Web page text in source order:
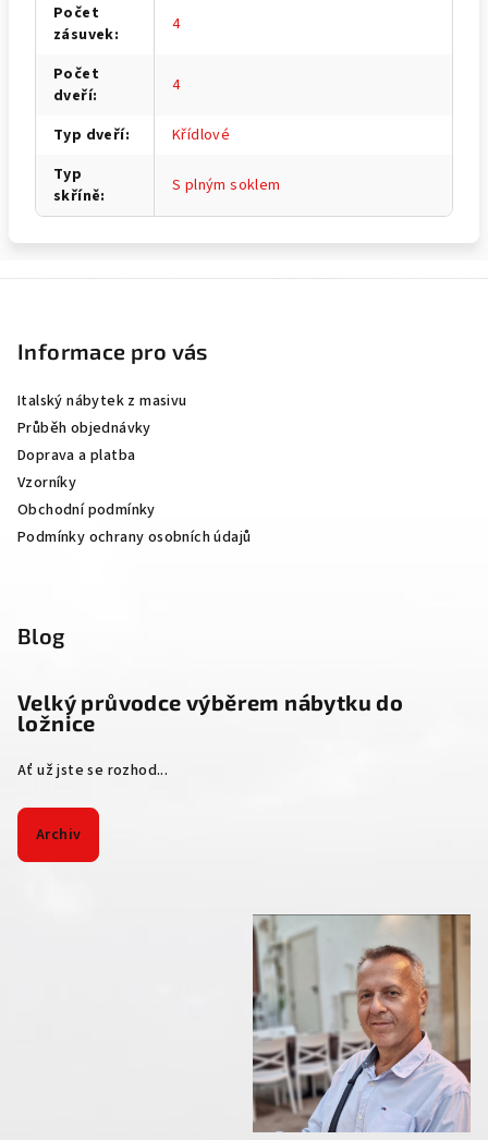
Počet
zásuvek: 4
Počet
dveří: 4
Typ dveří:
Křídlové
Typ
skříně: S plným soklem
Informace pro vás
Italský nábytek z masivu
Průběh objednávky
Doprava a platba
Vzorníky
Obchodní podmínky
Podmínky ochrany osobních údajů
Blog
Velký průvodce výběrem nábytku do
ložnice
Ať už jste se rozhod...
Archiv